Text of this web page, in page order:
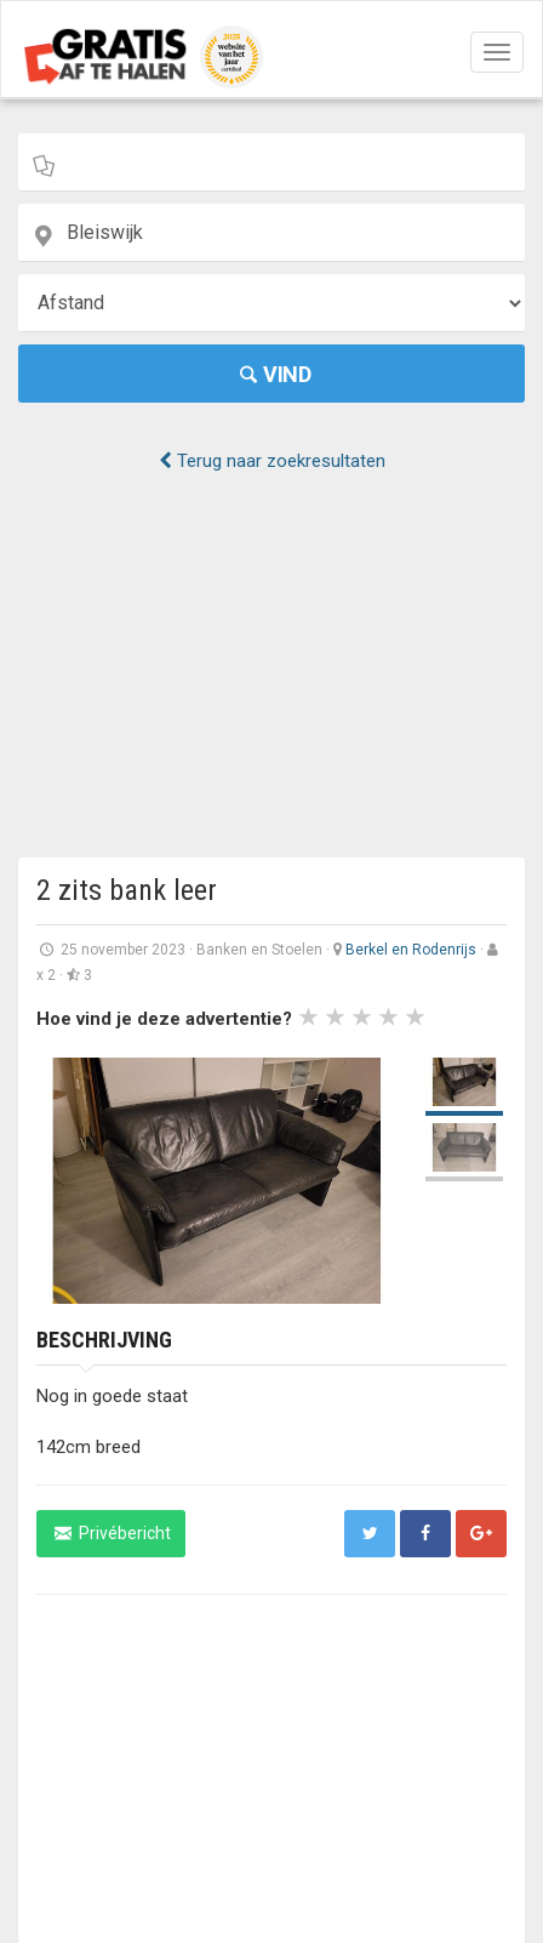
aan/
VIND
Terug naar zoekresultaten
2 zits bank leer
25 november 2023 · Banken en Stoelen · Berkel en Rodenrijs ·
x 2 ·
3
Hoe vind je deze advertentie?
BESCHRIJVING
Nog in goede staat
142cm breed
Privébericht